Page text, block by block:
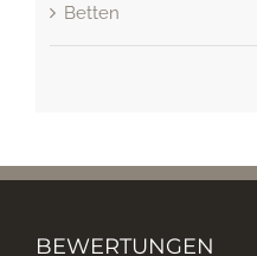
Betten
BEWERTUNGEN